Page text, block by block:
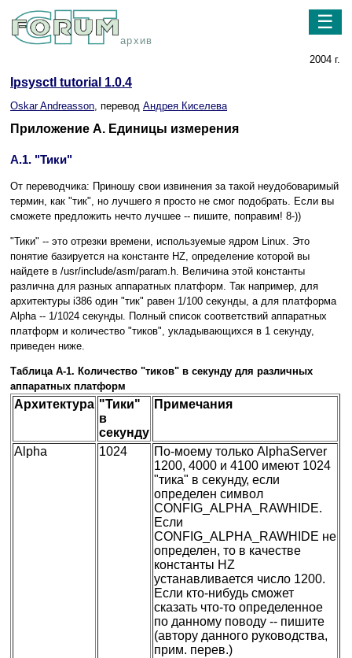
архив
☰
2004 г.
Ipsysctl tutorial 1.0.4
Oskar Andreasson, перевод Андрея Киселева
Приложение A. Единицы измерения
A.1. "Тики"
От переводчика: Приношу свои извинения за такой неудобоваримый
термин, как "тик", но лучшего я просто не смог подобрать. Если вы
сможете предложить нечто лучшее -- пишите, поправим! 8-))
"Тики" -- это отрезки времени, используемые ядром Linux. Это
понятие базируется на константе HZ, определение которой вы
найдете в /usr/include/asm/param.h. Величина этой константы
различна для разных аппаратных платформ. Так например, для
архитектуры i386 один "тик" равен 1/100 секунды, а для платформа
Alpha -- 1/1024 секунды. Полный список соответствий аппаратных
платформ и количество "тиков", укладывающихся в 1 секунду,
приведен ниже.
Таблица A-1. Количество "тиков" в секунду для различных
аппаратных платформ
Архитектура "Тики"
в
секунду
Примечания
Alpha 1024
По-моему только AlphaServer
1200, 4000 и 4100 имеют 1024
"тика" в секунду, если
определен символ
CONFIG_ALPHA_RAWHIDE.
Если
CONFIG_ALPHA_RAWHIDE не
определен, то в качестве
константы HZ
устанавливается число 1200.
Если кто-нибудь сможет
сказать что-то определенное
по данному поводу -- пишите
(автору данного руководства,
прим. перев.)